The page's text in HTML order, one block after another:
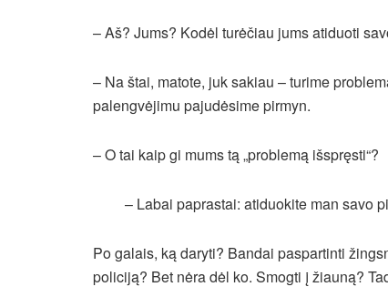
– Aš? Jums? Kodėl turėčiau jums atiduoti
– Na štai, matote, juk sakiau – turime
palengvėjimu pajudėsime pirmyn.
– O tai kaip gi mums tą „problemą išspręsti“?
– Labai paprastai: atiduokite man savo
Po galais, ką daryti? Bandai paspartinti
policiją? Bet nėra dėl ko. Smogti į žiauną?